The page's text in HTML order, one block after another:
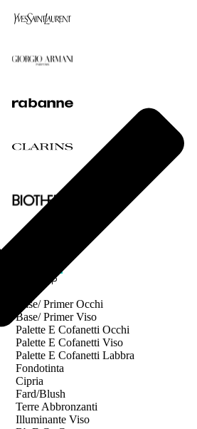
MAKE UP
Base/ Primer Occhi
Base/ Primer Viso
Palette E Cofanetti Occhi
Palette E Cofanetti Viso
Palette E Cofanetti Labbra
Fondotinta
Cipria
Fard/Blush
Terre Abbronzanti
Illuminante Viso